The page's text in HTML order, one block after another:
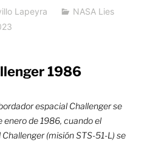
Lapeyra
NASA Lies
1986
espacial Challenger se
enero de 1986,​ cuando el
(misión STS-51-L) se